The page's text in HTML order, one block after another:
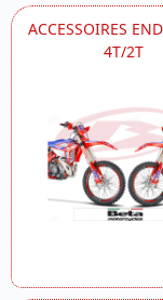
ACCESSOIRES
4T/2T